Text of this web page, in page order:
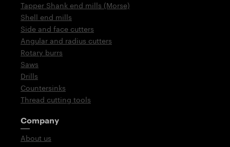
Tapper Shank end mills (Morse)
Shell end mills
Side and face cutters
Angular and radius cutters
Rotary burrs
Saws
Drills
Countersinks
Thread cutting tools
Company
About us